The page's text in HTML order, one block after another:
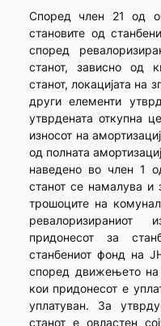
Според член 21 од
становите од
според
станот, зависно од
станот, локацијата на
други елементи
утврдената откупна
износот на
од полната
наведено во член 1
станот се намалува и
трошоците на
придонесот за
станбениот фонд на
според движењето на
кои придонесот е
уплатуван. За
станот е овластен